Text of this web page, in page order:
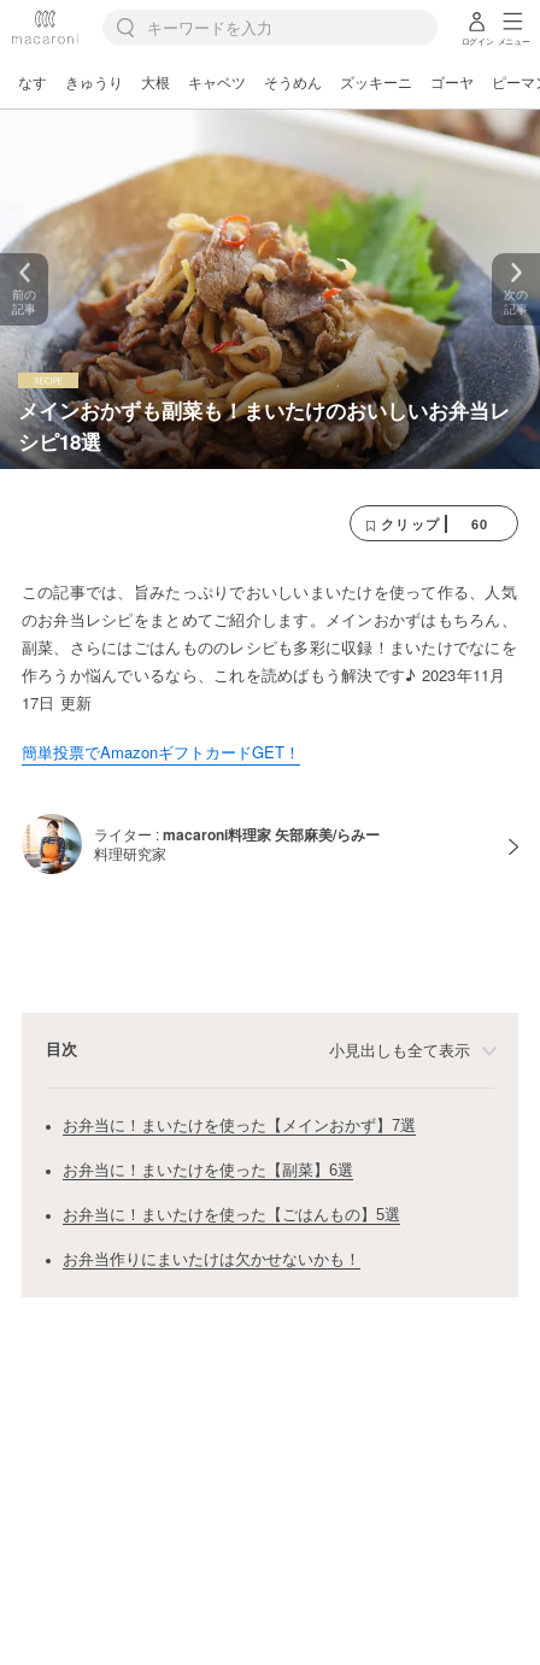
ログイン メニュー
なす きゅうり 大根 キャベツ そうめん ズッキーニ ゴーヤ ピーマ
メインおかずも副菜も！まいたけのおいしいお弁当レ
シピ18選
前の
記事
次の
記事
クリップ 60
この記事では、旨みたっぷりでおいしいまいたけを使って作る、人気
のお弁当レシピをまとめてご紹介します。メインおかずはもちろん、
副菜、さらにはごはんもののレシピも多彩に収録！まいたけでなにを
作ろうか悩んでいるなら、これを読めばもう解決です♪ 2023年11月
17日 更新
簡単投票でAmazonギフトカードGET！
ライター :macaroni料理家 矢部麻美/らみー
料理研究家
目次 小見出しも全て表示
お弁当に！まいたけを使った【メインおかず】7選
お弁当に！まいたけを使った【副菜】6選
お弁当に！まいたけを使った【ごはんもの】5選
お弁当作りにまいたけは欠かせないかも！